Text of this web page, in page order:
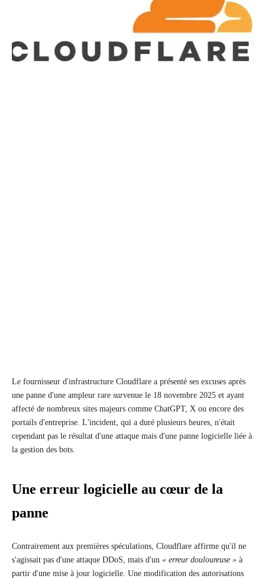
Le fournisseur d'infrastructure Cloudflare a présenté ses excuses après
une panne d'une ampleur rare survenue le 18 novembre 2025 et ayant
affecté de nombreux sites majeurs comme ChatGPT, X ou encore des
portails d'entreprise. L'incident, qui a duré plusieurs heures, n'était
cependant pas le résultat d'une attaque mais d'une panne logicielle liée à
la gestion des bots.
Une erreur logicielle au cœur de la
panne
Contrairement aux premières spéculations, Cloudflare affirme qu'il ne
s'agissait pas d'une attaque DDoS, mais d'un « erreur douloureuse » à
partir d'une mise à jour logicielle. Une modification des autorisations